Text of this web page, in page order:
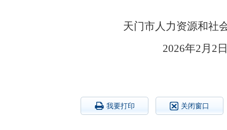
天门市人力资源和
2026
我要打印 关闭窗口